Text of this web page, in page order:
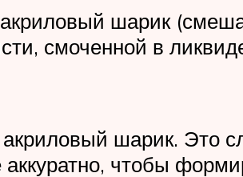
шарик
смоченной в
шарик. Это
чтобы